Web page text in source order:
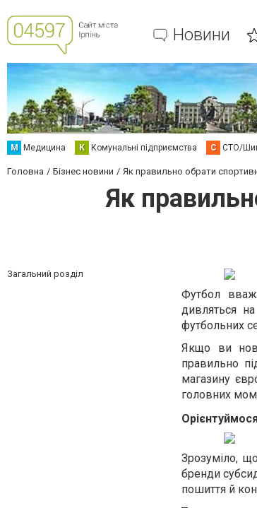
Новини
М Медицина К Комунальні підприємства С СТО/
Головна Бізнес новини Як правильно обрати
Як
Загальний розділ
Футбол
дивляться
футбольних
Якщо ви
правильно
магазину
головних
Зрозуміло,
бренди
пошиття й